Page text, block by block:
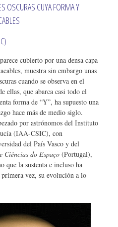
OSCURAS CUYA FORMA Y
cubierto por una densa capa
muestra sin embargo unas
cuando se observa en el
ellas, que abarca casi todo el
forma de “Y”, ha supuesto una
hace más de medio siglo.
por astrónomos del Instituto
(IAA-CSIC), con
del País Vasco y del
Ciências do Espaço (Portugal),
que la sustenta e incluso ha
vez, su evolución a lo